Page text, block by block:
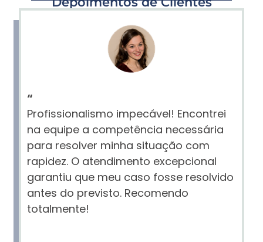
“
Profissionalismo impecável! Encontrei
na equipe a competência necessária
para resolver minha situação com
rapidez. O atendimento excepcional
garantiu que meu caso fosse resolvido
antes do previsto. Recomendo
totalmente!